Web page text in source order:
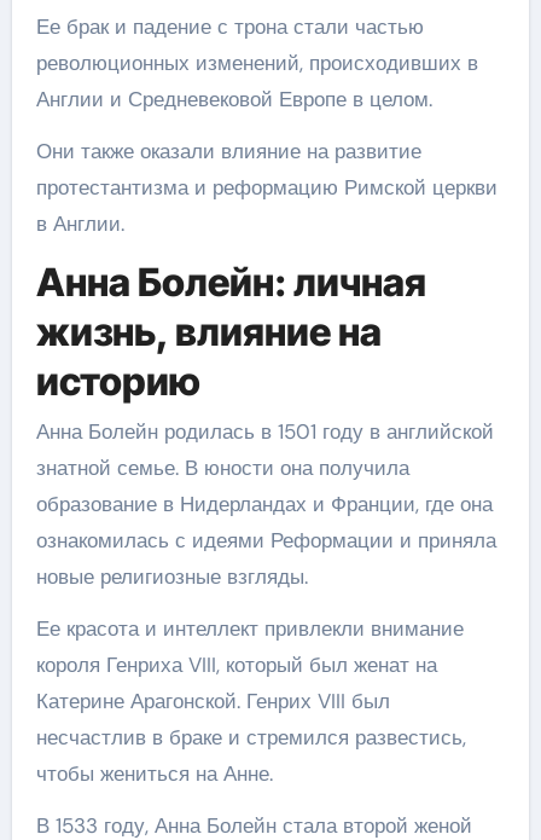
Ее брак и падение с трона стали частью
революционных изменений, происходивших в
Англии и Средневековой Европе в целом.
Они также оказали влияние на развитие
протестантизма и реформацию Римской церкви
в Англии.
Анна Болейн: личная
жизнь, влияние на
историю
Анна Болейн родилась в 1501 году в английской
знатной семье. В юности она получила
образование в Нидерландах и Франции, где она
ознакомилась с идеями Реформации и приняла
новые религиозные взгляды.
Ее красота и интеллект привлекли внимание
короля Генриха VIII, который был женат на
Катерине Арагонской. Генрих VIII был
несчастлив в браке и стремился развестись,
чтобы жениться на Анне.
В 1533 году, Анна Болейн стала второй женой